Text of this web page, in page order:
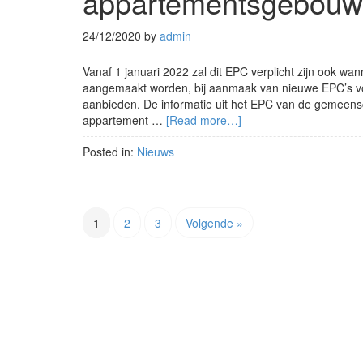
24/12/2020 by admin
Vanaf 1 januari 2022 zal dit EPC verplicht zijn ook
aangemaakt worden, bij aanmaak van nieuwe
aanbieden. De informatie uit het EPC van de
appartement … [Read more…]
Posted in: Nieuws
1 2 3 Volgende »